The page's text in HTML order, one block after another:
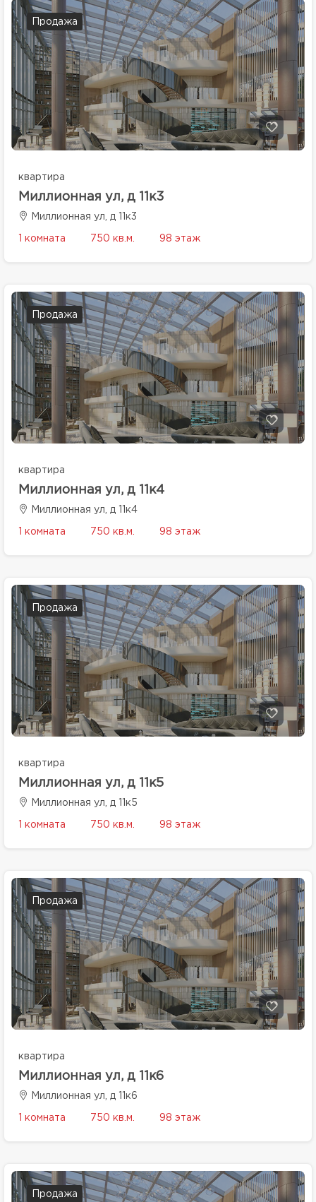
Продажа
квартира
Миллионная ул, д 11к3
Миллионная ул, д 11к3
1 комната 750 кв.м. 98 этаж
Продажа
квартира
Миллионная ул, д 11к4
Миллионная ул, д 11к4
1 комната 750 кв.м. 98 этаж
Продажа
квартира
Миллионная ул, д 11к5
Миллионная ул, д 11к5
1 комната 750 кв.м. 98 этаж
Продажа
квартира
Миллионная ул, д 11к6
Миллионная ул, д 11к6
1 комната 750 кв.м. 98 этаж
Продажа